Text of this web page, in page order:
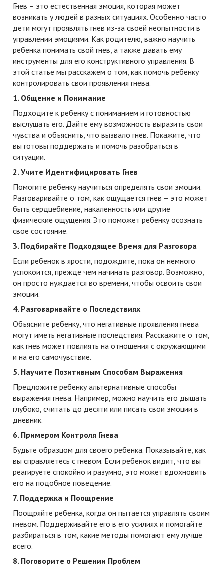
Гнев – это естественная эмоция, которая может
возникать у людей в разных ситуациях. Особенно часто
дети могут проявлять гнев из-за своей неопытности в
управлении эмоциями. Как родителю, важно научить
ребенка понимать свой гнев, а также давать ему
инструменты для его конструктивного управления. В
этой статье мы расскажем о том, как помочь ребенку
контролировать свои проявления гнева.
1. Общение и Понимание
Подходите к ребенку с пониманием и готовностью
выслушать его. Дайте ему возможность выразить свои
чувства и объяснить, что вызвало гнев. Покажите, что
вы готовы поддержать и помочь разобраться в
ситуации.
2. Учите Идентифицировать Гнев
Помогите ребенку научиться определять свои эмоции.
Разговаривайте о том, как ощущается гнев – это может
быть сердцебиение, накаленность или другие
физические ощущения. Это поможет ребенку осознать
свое состояние.
3. Подбирайте Подходящее Время для Разговора
Если ребенок в ярости, подождите, пока он немного
успокоится, прежде чем начинать разговор. Возможно,
он просто нуждается во времени, чтобы освоить свои
эмоции.
4. Разговаривайте о Последствиях
Объясните ребенку, что негативные проявления гнева
могут иметь негативные последствия. Расскажите о том,
как гнев может повлиять на отношения с окружающими
и на его самочувствие.
5. Научите Позитивным Способам Выражения
Предложите ребенку альтернативные способы
выражения гнева. Например, можно научить его дышать
глубоко, считать до десяти или писать свои эмоции в
дневник.
6. Примером Контроля Гнева
Будьте образцом для своего ребенка. Показывайте, как
вы справляетесь с гневом. Если ребенок видит, что вы
реагируете спокойно и разумно, это может вдохновить
его на подобное поведение.
7. Поддержка и Поощрение
Поощряйте ребенка, когда он пытается управлять своим
гневом. Поддерживайте его в его усилиях и помогайте
разбираться в том, какие методы помогают ему лучше
всего.
8. Поговорите о Решении Проблем